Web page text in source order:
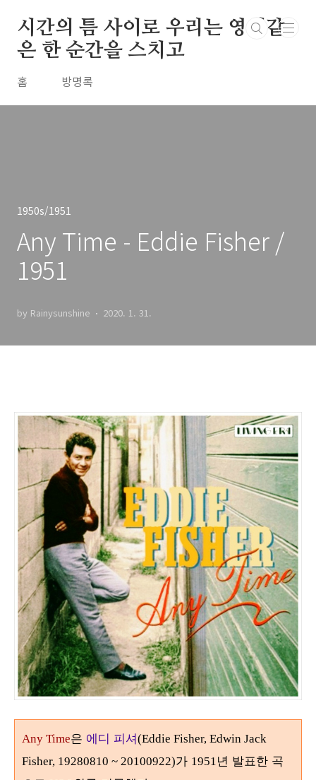
시간의 틈 사이로 우리는 영원같
은 한 순간을 스치고
홈 방명록
1950s/1951
Any Time - Eddie Fisher /
1951
by Rainysunshine 2020. 1. 31.
Any Time은 에디 피셔(Eddie Fisher, Edwin Jack
Fisher, 19280810 ~ 20100922)가 1951년 발표한 곡